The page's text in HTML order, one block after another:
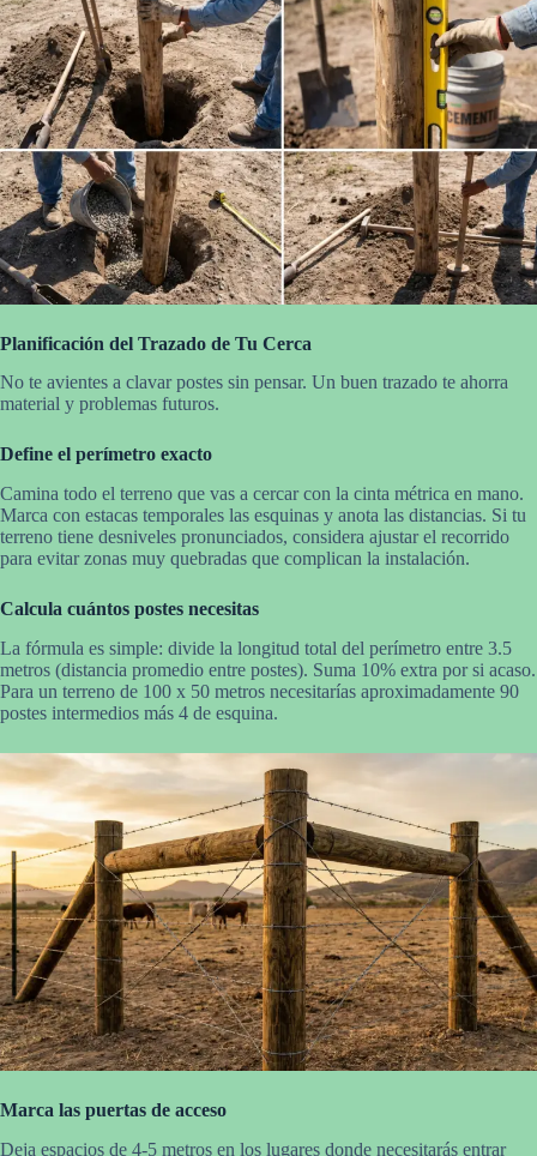
Planificación del Trazado de Tu Cerca
No te avientes a clavar postes sin pensar. Un buen trazado te ahorra
material y problemas futuros.
Define el perímetro exacto
Camina todo el terreno que vas a cercar con la cinta métrica en mano.
Marca con estacas temporales las esquinas y anota las distancias. Si tu
terreno tiene desniveles pronunciados, considera ajustar el recorrido
para evitar zonas muy quebradas que complican la instalación.
Calcula cuántos postes necesitas
La fórmula es simple: divide la longitud total del perímetro entre 3.5
metros (distancia promedio entre postes). Suma 10% extra por si acaso.
Para un terreno de 100 x 50 metros necesitarías aproximadamente 90
postes intermedios más 4 de esquina.
Marca las puertas de acceso
Deja espacios de 4-5 metros en los lugares donde necesitarás entrar